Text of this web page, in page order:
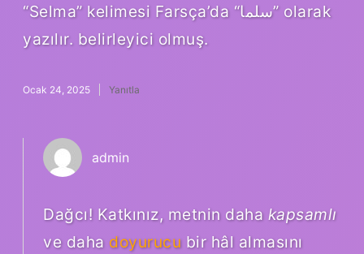
“Selma” kelimesi Farsça’da “سلما” olarak
yazılır. belirleyici olmuş.
Ocak 24, 2025 Yanıtla
admin
Dağcı! Katkınız, metnin daha kapsamlı
ve daha doyurucu bir hâl almasını